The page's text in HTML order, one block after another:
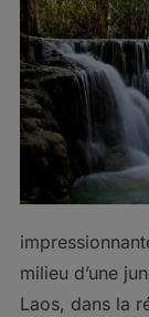
milieu d’une
Laos, dans la